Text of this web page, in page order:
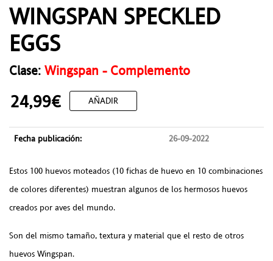
WINGSPAN SPECKLED
EGGS
Clase: Wingspan - Complemento
24,99€ AÑADIR
Fecha publicación: 26-09-2022
Estos 100 huevos moteados (10 fichas de huevo en 10 combinaciones
de colores diferentes) muestran algunos de los hermosos huevos
creados por aves del mundo.
Son del mismo tamaño, textura y material que el resto de otros
huevos Wingspan.